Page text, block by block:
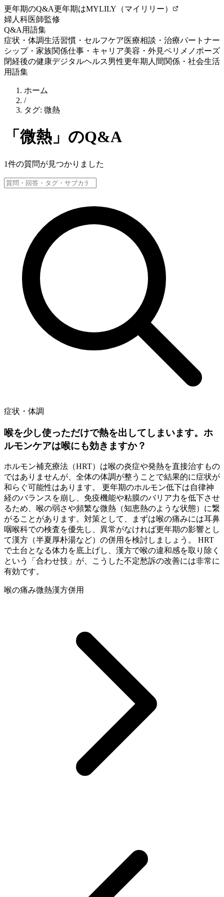
更年期のQ&A更年期はMYLILY（マイリリー）
婦人科医師監修
Q&A 用語集
症状・体調生活習慣・セルフケア医療相談・治療パートナー
シップ・家族関係仕事・キャリア美容・外見ペリメノポーズ
閉経後の健康デジタルヘルス男性更年期 人間関係・社会生活
用語集
ホーム
/
タグ: 微熱
「 微熱 」のQ&A
1件の質問が見つかりました
症状・体調
喉を少し使っただけで熱を出してしまいます。ホ
ルモンケアは喉にも効きますか？
ホルモン補充療法（HRT）は喉の炎症や発熱を直接治すもの
ではありませんが、全体の体調が整うことで結果的に症状が
和らぐ可能性はあります。 更年期のホルモン低下は自律神
経のバランスを崩し、免疫機能や粘膜のバリア力を低下させ
るため、喉の弱さや頻繁な微熱（知恵熱のような状態）に繋
がることがあります。対策として、まずは喉の痛みには耳鼻
咽喉科での検査を優先し、異常がなければ更年期の影響とし
て漢方（半夏厚朴湯など）の併用を検討しましょう。 HRT
で土台となる体力を底上げし、漢方で喉の違和感を取り除く
という「合わせ技」が、こうした不定愁訴の改善には非常に
有効です。
喉の痛み微熱漢方併用